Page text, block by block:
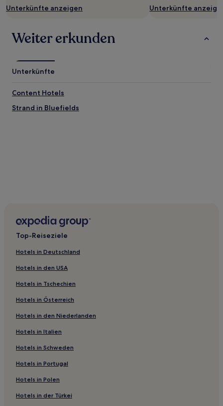
Es
Bedingungen
gelten.
Unterkünfte anzeigen
Unterkünfte
Weiter erkunden
Unterkünfte
Content Hotels
Strand in Bluefields
Top-Reiseziele
Hotels in Deutschland
Hotels in den USA
Hotels in Tschechien
Hotels in Österreich
Hotels in den Niederlanden
Hotels in Italien
Hotels in Schweden
Hotels in Portugal
Hotels in Polen
Hotels in der Türkei